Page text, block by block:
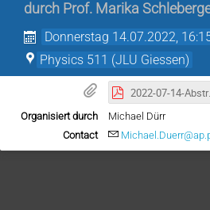
durch Prof. Marika
Donnerstag 14.07.2022,
Physics 511 (JLU Giessen)
2022-
Organisiert durch
Michael Dürr
Contact